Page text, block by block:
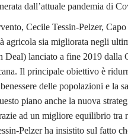
dall’attuale pandemia di
Cecile Tessin-Pelzer,
agricola sia migliorata negli
Deal) lanciato a fine 2019 dalla
Il principale obiettivo è
delle popolazioni e la
piano anche la nuova
ad un migliore equilibrio tra
Pelzer ha insistito sul fatto